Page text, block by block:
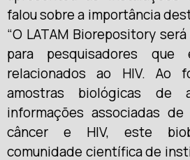
falou sobre a importância
“O LATAM Biorepository
para pesquisadores que
relacionados ao HIV. Ao
amostras biológicas de
informações associadas
câncer e HIV, este
comunidade científica de